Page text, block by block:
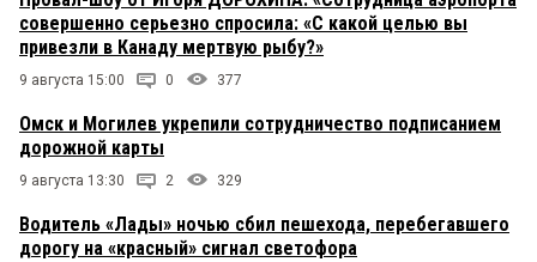
совершенно серьезно спросила: «С какой целью вы
привезли в Канаду мертвую рыбу?»
9 августа 15:00 0 377
Омск и Могилев укрепили сотрудничество подписанием
дорожной карты
9 августа 13:30 2 329
Водитель «Лады» ночью сбил пешехода, перебегавшего
дорогу на «красный» сигнал светофора